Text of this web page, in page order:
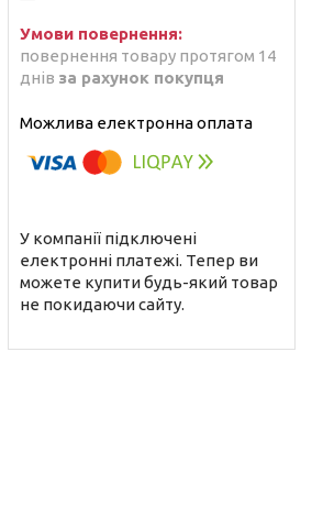
повернення товару протягом 14
днів за рахунок покупця
У компанії підключені
електронні платежі. Тепер ви
можете купити будь-який товар
не покидаючи сайту.